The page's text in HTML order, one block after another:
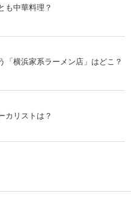
も中華料理？
「横浜家系ラーメン店」はどこ？
カリストは？